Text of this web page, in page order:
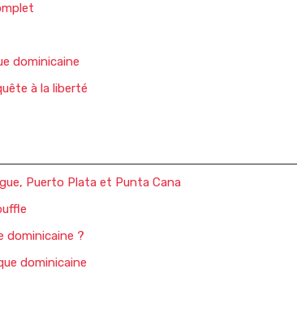
dominicaine
à la liberté
Puerto Plata et Punta Cana
dominicaine ?
dominicaine